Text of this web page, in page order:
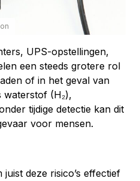
UPS-opstellingen,
een steeds grotere rol
of in het geval van
(H₂),
tijdige detectie kan dit
voor mensen.
deze risico’s effectief